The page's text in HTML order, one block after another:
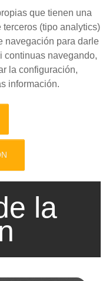
que tienen una
(tipo analytics)
navegación para darle
continuas navegando,
la configuración,
información.
la